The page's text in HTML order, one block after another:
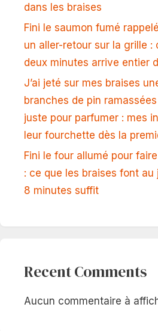
dans les braises
Fini le saumon fumé
un aller-retour sur la grille :
deux minutes arrive entier
J’ai jeté sur mes braises
branches de pin
juste pour parfumer : mes
leur fourchette dès la
Fini le four allumé pour
: ce que les braises font au
8 minutes suffit
Recent Comments
Aucun commentaire à